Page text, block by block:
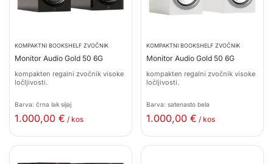
KOMPAKTNI BOOKSHELF ZVOČNIK
Monitor Audio Gold 50 6G
kompakten regalni zvočnik visoke
ločljivosti.
Barva: črna lak sijaj
1.000,00 € / kos
KOMPAKTNI BOOKSHELF ZVOČNIK
Monitor Audio Gold 50 6G
kompakten regalni zvočnik visoke
ločljivosti.
Barva: satenasto bela
1.000,00 € / kos